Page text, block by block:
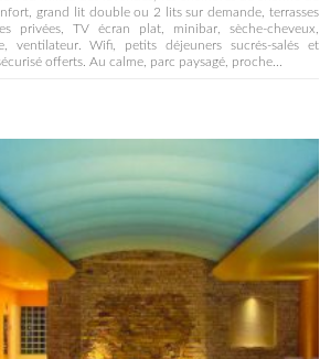
grand lit double ou 2 lits sur demande, terrasses
privées, TV écran plat, minibar, sèche-cheveux,
ventilateur. Wifi, petits déjeuners sucrés-salés et
offerts. Au calme, parc paysagé, proche...